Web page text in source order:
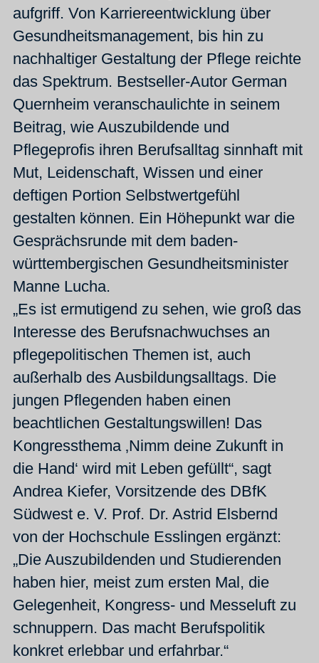
aufgriff. Von Karriereentwicklung über
Gesundheitsmanagement, bis hin zu
nachhaltiger Gestaltung der Pflege reichte
das Spektrum. Bestseller-Autor German
Quernheim veranschaulichte in seinem
Beitrag, wie Auszubildende und
Pflegeprofis ihren Berufsalltag sinnhaft mit
Mut, Leidenschaft, Wissen und einer
deftigen Portion Selbstwertgefühl
gestalten können. Ein Höhepunkt war die
Gesprächsrunde mit dem baden-
württembergischen Gesundheitsminister
Manne Lucha.
„Es ist ermutigend zu sehen, wie groß das
Interesse des Berufsnachwuchses an
pflegepolitischen Themen ist, auch
außerhalb des Ausbildungsalltags. Die
jungen Pflegenden haben einen
beachtlichen Gestaltungswillen! Das
Kongressthema ‚Nimm deine Zukunft in
die Hand‘ wird mit Leben gefüllt“, sagt
Andrea Kiefer, Vorsitzende des DBfK
Südwest e. V. Prof. Dr. Astrid Elsbernd
von der Hochschule Esslingen ergänzt:
„Die Auszubildenden und Studierenden
haben hier, meist zum ersten Mal, die
Gelegenheit, Kongress- und Messeluft zu
schnuppern. Das macht Berufspolitik
konkret erlebbar und erfahrbar.“